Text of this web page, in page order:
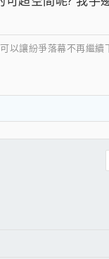
以讓紛爭落幕不再繼